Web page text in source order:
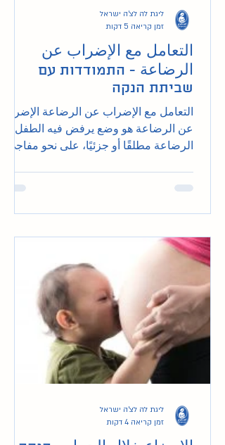
التعامل مع الإضراب عن
الرضاعة - התמודדות עם
שביתת הנקה
التعامل مع الإضراب عن الرضاعة الإضراب
عن الرضاعة هو وضع يرفض فيه الطفل
الرضاعة مطلقًا أو جزئيًا، على نحو مفاجئ.
ליגת לה לצ'ה ישראל
זמן קריאה 5 דקות
ליגת לה לצ'ה ישראל
זמן קריאה 4 דקות